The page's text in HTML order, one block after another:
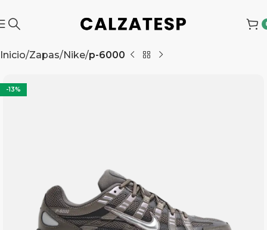
Inicio Zapas Nike p-6000
-13%